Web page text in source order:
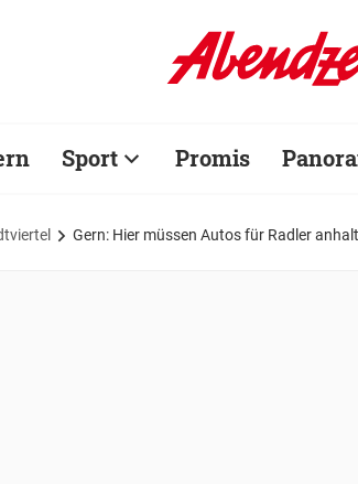
Sport Promis
Gern: Hier müssen Autos für Radler